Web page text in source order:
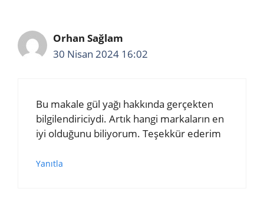
Orhan Sağlam
30 Nisan 2024 16:02
Bu makale gül yağı hakkında gerçekten
bilgilendiriciydi. Artık hangi markaların en
iyi olduğunu biliyorum. Teşekkür ederim
Yanıtla